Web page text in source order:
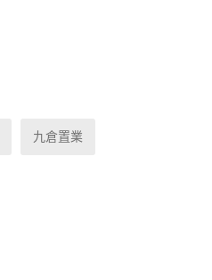
九倉置業